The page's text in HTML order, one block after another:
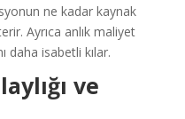
ne kadar kaynak
Ayrıca anlık maliyet
daha isabetli kılar.
ve